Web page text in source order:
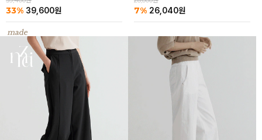
33% 39,600원 7% 26,040원